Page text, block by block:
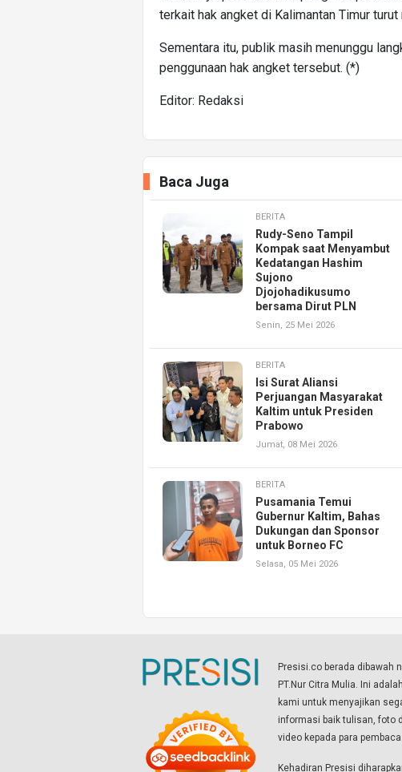
terkait hak angket di Kalimantan Timur
Sementara itu, publik masih menunggu
penggunaan hak angket tersebut. (*)
Editor: Redaksi
Baca Juga
BERITA
Rudy-Seno Tampil
Kompak saat Menyambut
Kedatangan Hashim
Sujono
Djojohadikusumo
bersama Dirut PLN
Senin, 25 Mei 2026
BERITA
Isi Surat Aliansi
Perjuangan Masyarakat
Kaltim untuk Presiden
Prabowo
Jumat, 08 Mei 2026
BERITA
Pusamania Temui
Gubernur Kaltim, Bahas
Dukungan dan Sponsor
untuk Borneo FC
Selasa, 05 Mei 2026
Presisi.co berada dibawah
PT.Nur Citra Mulia. Ini
kami untuk menyajikan
informasi baik tulisan, foto
video kepada para pembaca.
Kehadiran Presisi